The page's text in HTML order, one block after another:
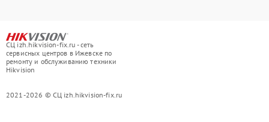
СЦ izh.hikvision-fix.ru - сеть
сервисных центров в Ижевске по
ремонту и обслуживанию техники
Hikvision
2021-2026 © СЦ izh.hikvision-fix.ru